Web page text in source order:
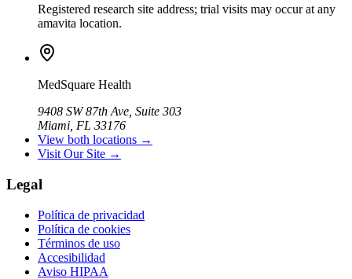
Registered research site address; trial visits may occur at any
amavita location.
MedSquare Health
9408 SW 87th Ave, Suite 303
Miami, FL 33176
View both locations →
Visit Our Site →
Legal
Política de privacidad
Política de cookies
Términos de uso
Accesibilidad
Aviso HIPAA